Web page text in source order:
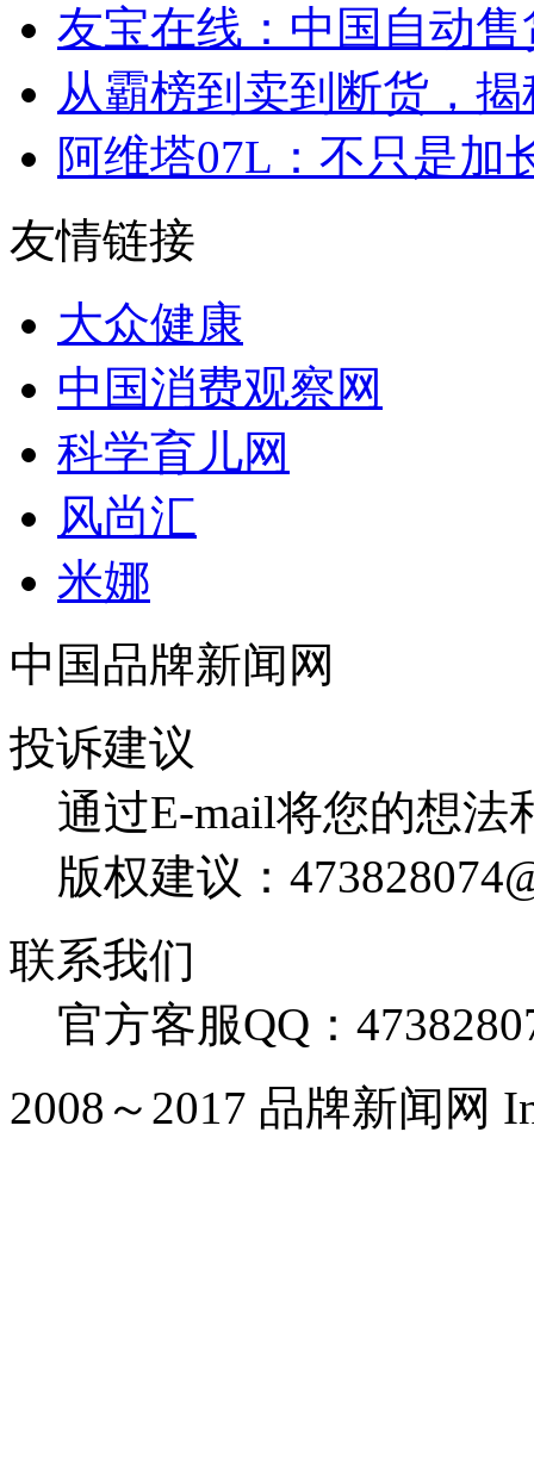
友宝在线：中国自动
从霸榜到卖到断货，
阿维塔07L：不只是加
友情链接
大众健康
中国消费观察网
科学育儿网
风尚汇
米娜
中国品牌新闻网
投诉建议
通过E-mail将您的想法
版权建议：
联系我们
官方客服QQ：
2008～2017 品牌新闻网